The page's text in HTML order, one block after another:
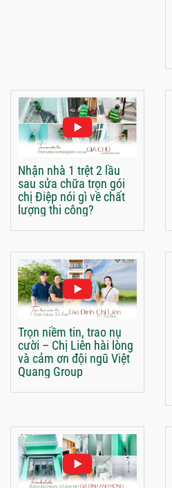
Nhận nhà 1 trệt 2 lầu
sau sửa chữa trọn gói
chị Điệp nói gì về chất
lượng thi công?
Trọn niềm tin, trao nụ
cười – Chị Liên hài lòng
và cảm ơn đội ngũ Việt
Quang Group